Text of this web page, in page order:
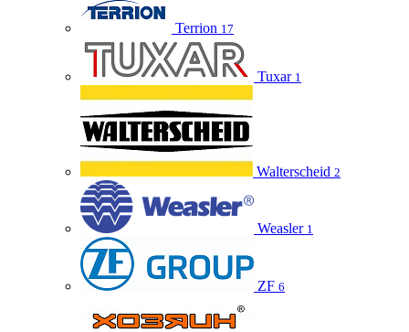
Terrion 17
Tuxar 1
Walterscheid 2
Weasler 1
ZF 6